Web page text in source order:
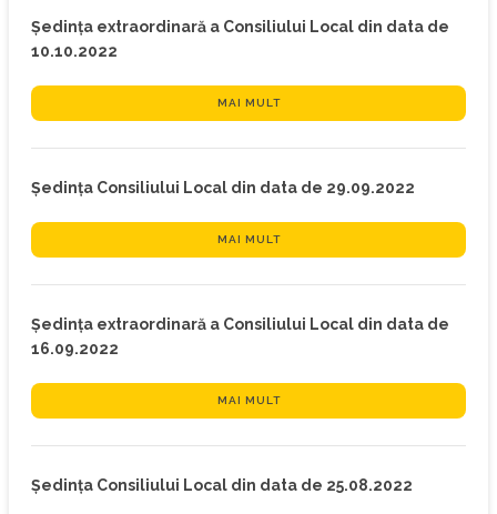
Ședința extraordinară a Consiliului Local din data de
10.10.2022
MAI MULT
Ședința Consiliului Local din data de 29.09.2022
MAI MULT
Ședința extraordinară a Consiliului Local din data de
16.09.2022
MAI MULT
Ședința Consiliului Local din data de 25.08.2022